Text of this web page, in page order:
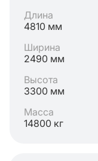
Длина
4810 мм
Ширина
2490 мм
Высота
3300 мм
Масса
14800 кг